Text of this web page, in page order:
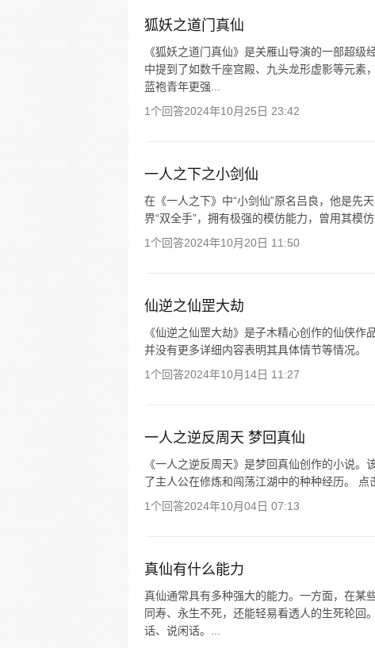
狐妖之道门真仙
《狐妖之道门真仙》是关雁山导演的一部超
中提到了如数千座宫殿、九头龙形虚影等元素
蓝袍青年更强...
1个回答2024年10月25日 23:42
一人之下之小剑仙
在《一人之下》中“小剑仙”原名吕良，他是先
界“双全手”，拥有极强的模仿能力，曾用其模
1个回答2024年10月20日 11:50
仙逆之仙罡大劫
《仙逆之仙罡大劫》是子木精心创作的仙侠
并没有更多详细内容表明其具体情节等情况。
1个回答2024年10月14日 11:27
一人之逆反周天 梦回真仙
《一人之逆反周天》是梦回真仙创作的小说
了主人公在修炼和闯荡江湖中的种种经历。 点
1个回答2024年10月04日 07:13
真仙有什么能力
真仙通常具有多种强大的能力。一方面，在某
同寿、永生不死，还能轻易看透人的生死轮回
话、说闲话。...